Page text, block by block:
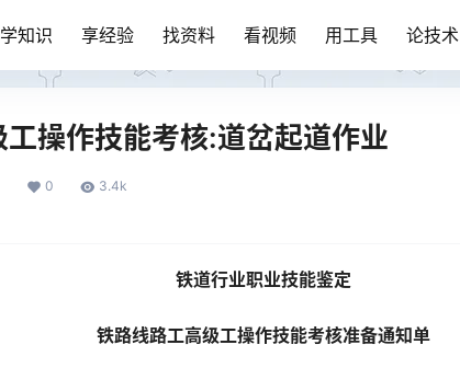
学知识 享经验 找资料 看视频 用工具 论技术
操作技能考核:道岔起道作业
0 3.4k
铁道行业职业技能鉴定
铁路线路工高级工操作技能考核准备通知单